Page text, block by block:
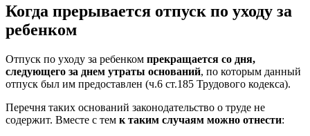
Когда прерывается отпуск по уходу за
ребенком
Отпуск по уходу за ребенком прекращается со дня,
следующего за днем утраты оснований, по которым данный
отпуск был им предоставлен (ч.6 ст.185 Трудового кодекса).
Перечня таких оснований законодательство о труде не
содержит. Вместе с тем к таким случаям можно отнести: